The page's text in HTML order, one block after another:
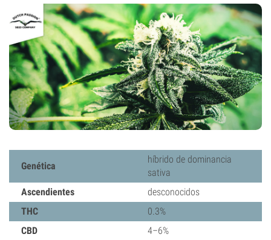
Genética
híbrido de dominancia
sativa
Ascendientes
desconocidos
THC
0.3%
CBD
4–6%